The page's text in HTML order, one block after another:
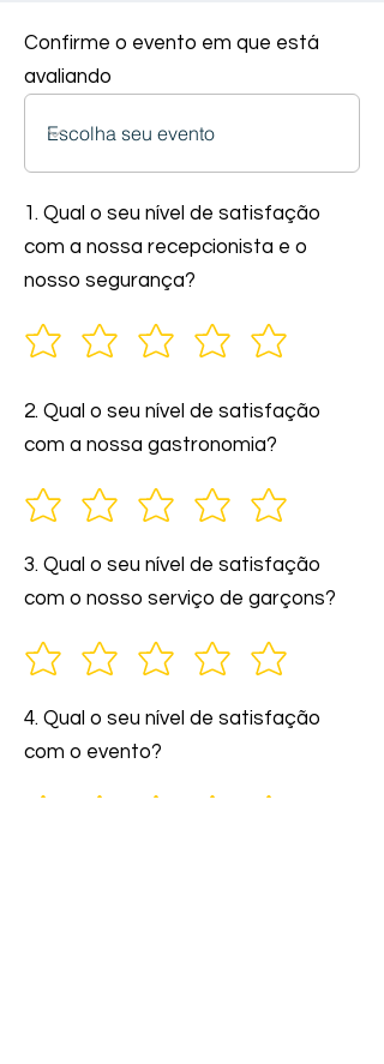
Confirme o evento em que está
avaliando
1. Qual o seu nível de satisfação
com a nossa recepcionista e o
nosso segurança?
2. Qual o seu nível de satisfação
com a nossa gastronomia?
3. Qual o seu nível de satisfação
com o nosso serviço de garçons?
4. Qual o seu nível de satisfação
com o evento?